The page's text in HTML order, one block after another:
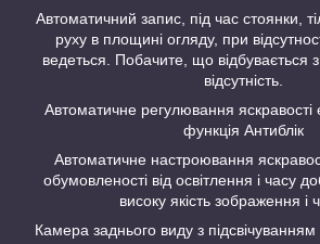
Автоматичний запис, під час стоянки,
руху в площині огляду, при
ведеться. Побачите, що
відсутність.
Автоматичне регулювання яскравості
функція Антиблік
Автоматичне настроювання
обумовленості від освітлення і часу
високу якість зображення і
Камера заднього виду з